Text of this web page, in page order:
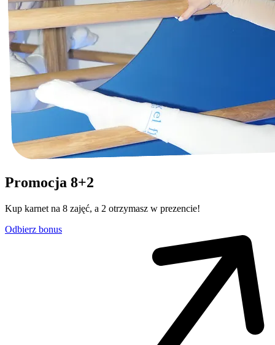
Promocja 8+2
Kup karnet na 8 zajęć, a 2 otrzymasz w prezencie!
Odbierz bonus